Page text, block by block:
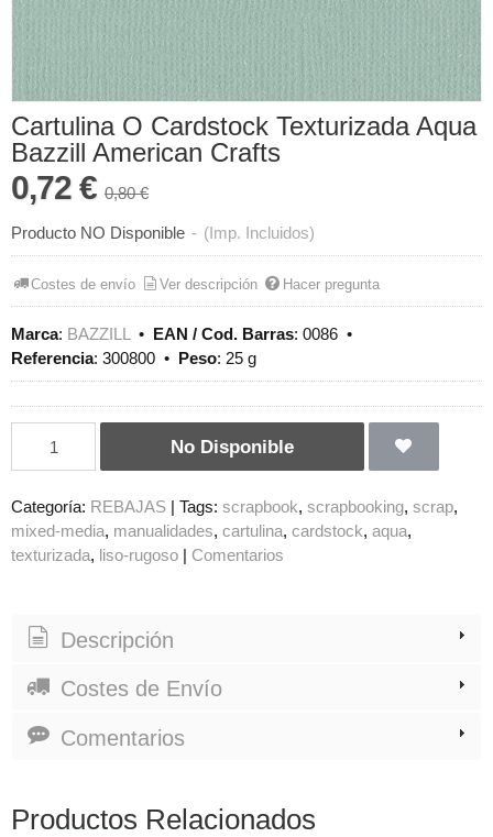
Cartulina O Cardstock Texturizada Aqua
Bazzill American Crafts
0,72 € 0,80 €
Producto NO Disponible - (Imp. Incluidos)
Costes de envío Ver descripción Hacer pregunta
Marca: BAZZILL• EAN / Cod. Barras: 0086 •
Referencia: 300800 • Peso: 25 g
No Disponible
Categoría: REBAJAS Tags: scrapbook scrapbooking scrap
mixed-media manualidades cartulina cardstock aqua
texturizada
liso-rugoso Comentarios
Descripción
Costes de Envío
Comentarios
Productos Relacionados